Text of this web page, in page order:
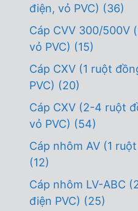
điện, vỏ PVC) (36)
Cáp CVV 300/500V
vỏ PVC) (15)
Cáp CXV (1 ruột
PVC) (20)
Cáp CXV (2-4 ruột
vỏ PVC) (54)
Cáp nhôm AV (1
(12)
Cáp nhôm LV-ABC
điện PVC) (25)